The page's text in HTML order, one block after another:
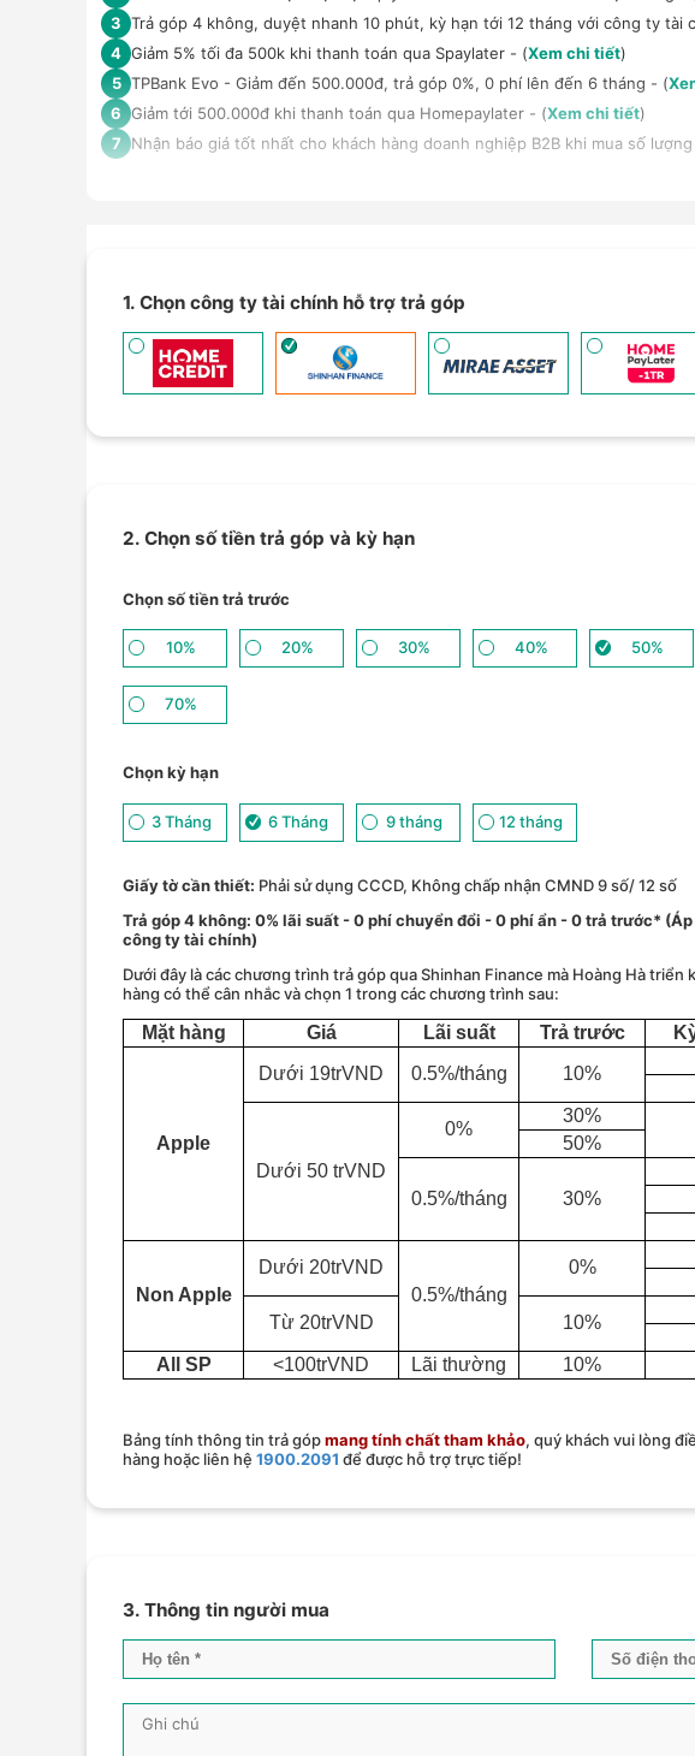
3 Trả góp 4 không, duyệt nhanh 10 phút, kỳ hạn tới 12 tháng với công ty tài
4 Giảm 5% tối đa 500k khi thanh toán qua Spaylater - (Xem chi tiết)
5 TPBank Evo - Giảm đến 500.000đ, trả góp 0%, 0 phí lên đến 6 tháng - (
6 Giảm tới 500.000đ khi thanh toán qua Homepaylater - (Xem chi tiết)
7
Nhận báo giá tốt nhất cho khách hàng doanh nghiệp B2B khi mua số
1. Chọn công ty tài chính hỗ trợ trả góp
2. Chọn số tiền trả góp và kỳ hạn
Chọn số tiền trả trước
10% 20% 30% 40% 50%
70%
Chọn kỳ hạn
3 Tháng 6 Tháng 9 tháng 12 tháng
Giấy tờ cần thiết: Phải sử dụng CCCD, Không chấp nhận CMND 9 số/ 12 số
Trả góp 4 không: 0% lãi suất - 0 phí chuyển đổi - 0 phí ẩn - 0 trả trước*
công ty tài chính)
Dưới đây là các chương trình trả góp qua Shinhan Finance mà Hoàng Hà triển
hàng có thể cân nhắc và chọn 1 trong các chương trình sau:
Mặt hàng Giá Lãi suất Trả trước
Apple
Dưới 19trVND 0.5%/tháng 10%
Dưới 50 trVND
0%
30%
50%
0.5%/tháng 30%
Non Apple
Dưới 20trVND
0.5%/tháng
0%
Từ 20trVND
10%
All SP
<100trVND Lãi thường 10%
Bảng tính thông tin trả gópmang tính chất tham khảo, quý khách vui lòng
hàng hoặc liên hệ 1900.2091 để được hỗ trợ trực tiếp!
3. Thông tin người mua